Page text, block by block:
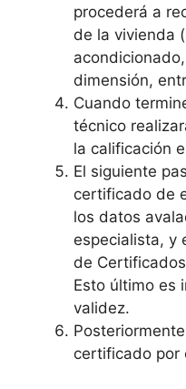
procederá a
de la vivienda
dimensión,
Cuando
técnico
la calificación
El siguiente
certificado de
los datos
especialista, y
de
Esto último es
validez.
certificado por